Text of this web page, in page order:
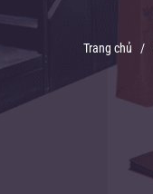
Trang chủ /